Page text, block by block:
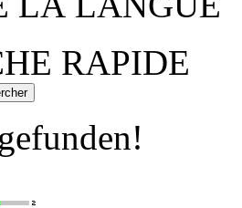
RAPIDE